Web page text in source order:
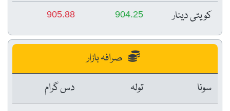
کویتی دینار 904.25
905.88
صرافہ بازار
سونا
تولہ
دس گرام